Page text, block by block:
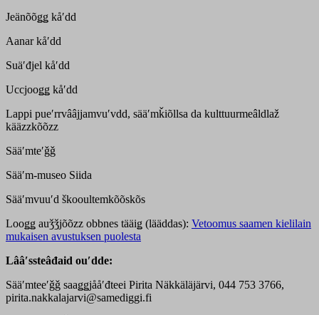
Jeänõõǥǥ kåʹdd
Aanar kåʹdd
Suäʹđjel kåʹdd
Uccjooǥǥ kåʹdd
Lappi pueʹrrvââjjamvuʹvdd, sääʹmǩiõllsa da kulttuurmeâldlaž
kääzzkõõzz
Sääʹmteʹǧǧ
Sääʹm-museo Siida
Sääʹmvuuʹd škooultemkõõskõs
Looǥǥ auǯǯjõõzz obbnes tääiǥ (lääddas): Vetoomus saamen kielilain
mukaisen avustuksen puolesta
Lââʹssteâđaid ouʹdde:
Sääʹmteeʹǧǧ saaǥǥjååʹđteei Pirita Näkkäläjärvi, 044 753 3766,
pirita.nakkalajarvi@samediggi.fi